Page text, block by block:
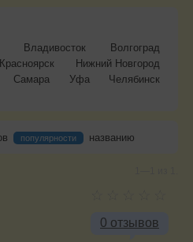
Владивосток
Волгоград
Красноярск
Нижний Новгород
Самара Уфа
Челябинск
популярности названию
0 отзывов